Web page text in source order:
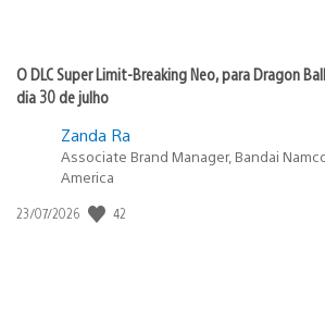
O DLC Super Limit-Breaking Neo, para Dragon
dia 30 de julho
Zanda Ra
Associate Brand Manager, Bandai
America
Data
23/07/2026 42